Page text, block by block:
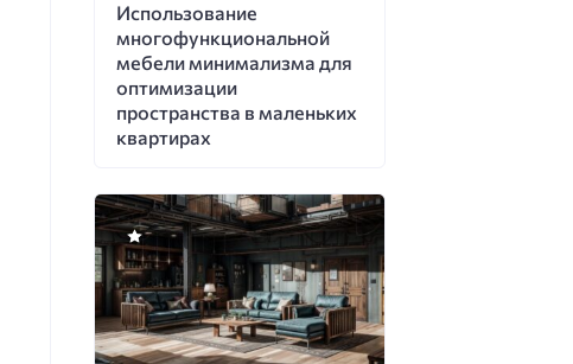
Использование
многофункциональной
мебели минимализма для
оптимизации
пространства в маленьких
квартирах